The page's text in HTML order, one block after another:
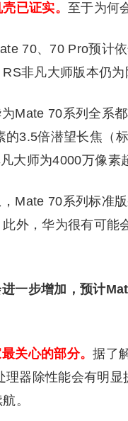
已证实。 至于为何
70、70 Pro预计
非凡大师版本仍为
Mate 70系列全系
的3.5倍潜望长焦（
大师为4000万像素
Mate 70系列标准
外，华为很有可
一步增加，预计
关心的部分。据了
理器除性能会有明
。